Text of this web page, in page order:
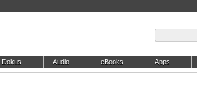
Dokus Audio eBooks Apps